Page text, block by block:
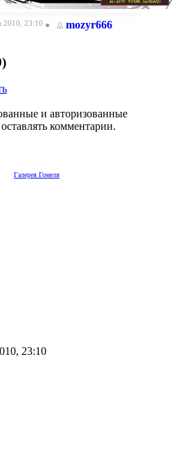
2010, 23:10 mozyr666
)
и авторизованные
комментарии.
Галерея Гомеля
23:10